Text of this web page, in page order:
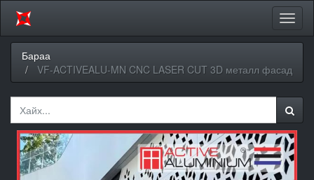
Бараа
VF-ACTIVEALU-MN CNC LASER CUT 3D металл фасад